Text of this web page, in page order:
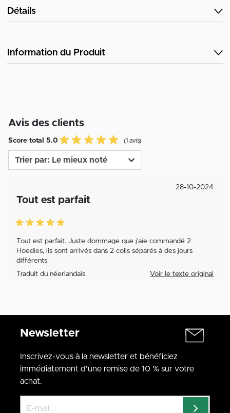
Détails
Information du Produit
Avis des clients
Score total 5.0 (1 avis)
Tout est parfait
Tout est parfait. Juste dommage que j'aie commandé 2
Hoedies, ils sont arrivés dans 2 colis séparés à des jours
différents.
28-10-2024
Traduit du néerlandais Voir le texte original
Newsletter
Inscrivez-vous à la newsletter et bénéficiez
immédiatement d'une remise de 10 % sur votre
achat.